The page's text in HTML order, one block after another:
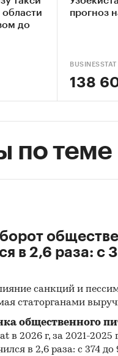
до
прогноз
BUSINESSTAT
138
по теме
в 2,6 раза: с
санкций и
статорганами
общественного
в 2026 г, за 2021-2025
в 2,6 раза: с 374 до